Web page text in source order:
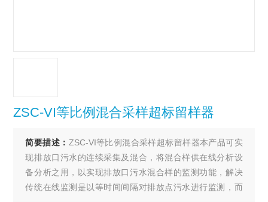
ZSC-VI等比例混合采样超标留样器
简要描述： ZSC-VI等比例混合采样超标留样器本产品可实
现排放口污水的连续采集及混合，将混合样供在线分析设
备分析之用，以实现排放口污水混合样的监测功能，解决
传统在线监测是以等时间间隔对排放点污水进行监测，而